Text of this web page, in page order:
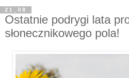
21_08
Ostatnie podrygi lata
słonecznikowego pola!